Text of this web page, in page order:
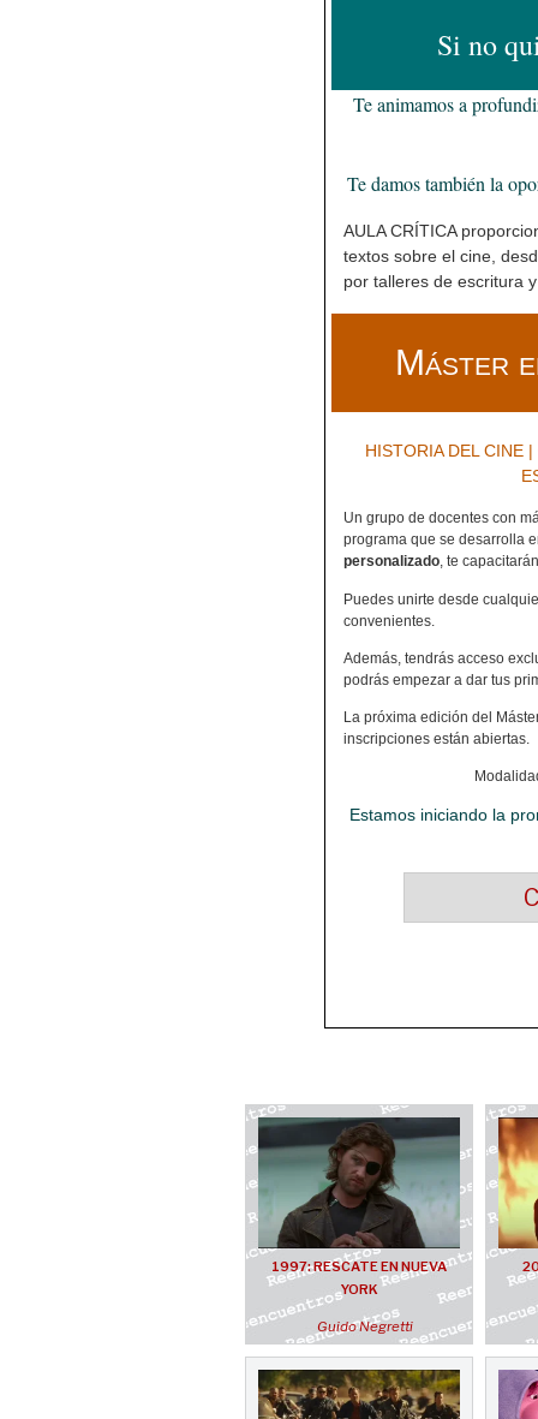
i
Si no
Te animamos a
Te damos también la
AULA CRÍTICA
textos sobre el cine,
por talleres de escritura y
Máster
HISTORIA DEL CINE
Un grupo de docentes con
programa que se desarrolla
personalizado, te
Puedes unirte desde
convenientes.
Además, tendrás acceso
podrás empezar a dar tus
La próxima edición del
inscripciones están abiertas.
Estamos iniciando la
1997: RESCATE EN NUEVA
YORK
Guido Negretti